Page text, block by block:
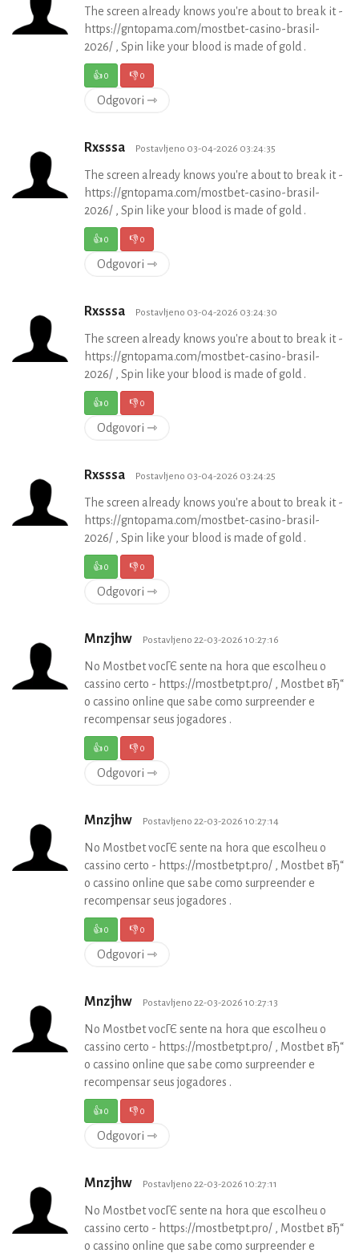
The screen already knows you're about to break it -
https://gntopama.com/mostbet-casino-brasil-
2026/ , Spin like your blood is made of gold .
👍0 👎0
Odgovori ⇾
Rxsssa Postavljeno 03-04-2026 03:24:35
The screen already knows you're about to break it -
https://gntopama.com/mostbet-casino-brasil-
2026/ , Spin like your blood is made of gold .
👍0 👎0
Odgovori ⇾
Rxsssa Postavljeno 03-04-2026 03:24:30
The screen already knows you're about to break it -
https://gntopama.com/mostbet-casino-brasil-
2026/ , Spin like your blood is made of gold .
👍0 👎0
Odgovori ⇾
Rxsssa Postavljeno 03-04-2026 03:24:25
The screen already knows you're about to break it -
https://gntopama.com/mostbet-casino-brasil-
2026/ , Spin like your blood is made of gold .
👍0 👎0
Odgovori ⇾
Mnzjhw Postavljeno 22-03-2026 10:27:16
No Mostbet vocГЄ sente na hora que escolheu o
cassino certo - https://mostbetpt.pro/ , Mostbet вЂ“
o cassino online que sabe como surpreender e
recompensar seus jogadores .
👍0 👎0
Odgovori ⇾
Mnzjhw Postavljeno 22-03-2026 10:27:14
No Mostbet vocГЄ sente na hora que escolheu o
cassino certo - https://mostbetpt.pro/ , Mostbet вЂ“
o cassino online que sabe como surpreender e
recompensar seus jogadores .
👍0 👎0
Odgovori ⇾
Mnzjhw Postavljeno 22-03-2026 10:27:13
No Mostbet vocГЄ sente na hora que escolheu o
cassino certo - https://mostbetpt.pro/ , Mostbet вЂ“
o cassino online que sabe como surpreender e
recompensar seus jogadores .
👍0 👎0
Odgovori ⇾
Mnzjhw Postavljeno 22-03-2026 10:27:11
No Mostbet vocГЄ sente na hora que escolheu o
cassino certo - https://mostbetpt.pro/ , Mostbet вЂ“
o cassino online que sabe como surpreender e